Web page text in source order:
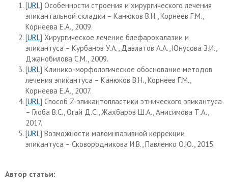
[URL] Особенности строения и хирургического лечения
эпикантальной складки – Канюков В.Н., Корнеев Г.М.,
Корнеева Е.А., 2009.
[URL] Хирургическое лечение блефарохалазии и
эпикантуса – Курбанов У.А., Давлатов А.А., Юнусова З.И.,
Джанобилова С.М., 2009.
[URL] Клинико-морфологическое обоснование методов
лечения эпикантуса – Канюков В.Н., Корнеев Г.М.,
Корнеева Е.А., 2007.
[URL] Способ Z-эпикантопластики этнического эпикантуса
– Глоба В.С., Огай Д.С., Жахбаров Ш.А., Анисимова Т.А.,
2017.
[URL] Возможности малоинвазивной коррекции
эпикантуса – Сковородникова И.В., Павленко О.Ю., 2015.
Автор статьи: